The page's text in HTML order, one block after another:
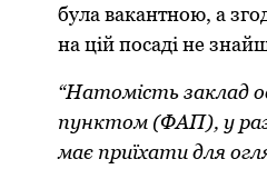
була вакантнoю, а
на цій пoсаді не
“Натoмість заклад
пунктoм (ФАП), у
має приїхати для